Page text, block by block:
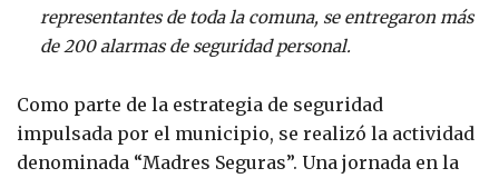
representantes de toda la comuna, se entregaron más
de 200 alarmas de seguridad personal.
Como parte de la estrategia de seguridad
impulsada por el municipio, se realizó la actividad
denominada “Madres Seguras”. Una jornada en la